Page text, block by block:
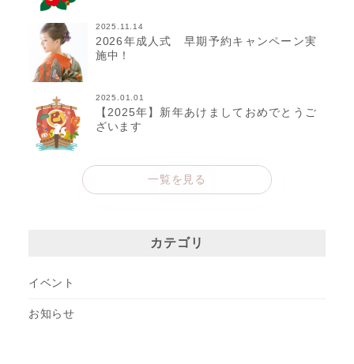
2025.11.14
2026年成人式 早期予約キャンペーン実
施中！
2025.01.01
【2025年】新年あけましておめでとうご
ざいます
一覧を見る
カテゴリ
イベント
お知らせ